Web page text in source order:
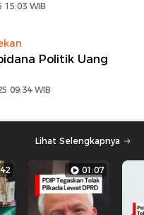
15:03 WIB
Politik Uang
09:34 WIB
Lihat Selengkapnya
01:07